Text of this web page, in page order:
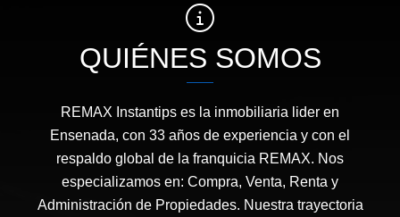
QUIÉNES SOMOS
REMAX Instantips es la inmobiliaria lider en
Ensenada, con 33 años de experiencia y con el
respaldo global de la franquicia REMAX. Nos
especializamos en: Compra, Venta, Renta y
Administración de Propiedades. Nuestra trayectoria